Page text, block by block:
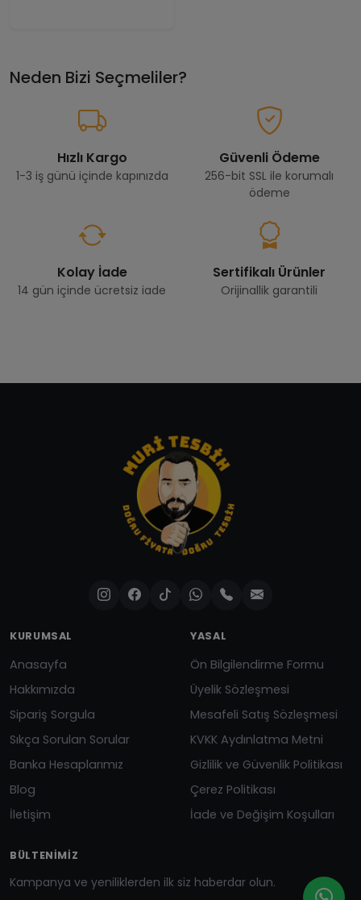
Neden Bizi Seçmeliler?
Hızlı Kargo
1-3 iş günü içinde kapınızda
Güvenli Ödeme
256-bit SSL ile korumalı
ödeme
Kolay İade
14 gün içinde ücretsiz iade
Sertifikalı Ürünler
Orijinallik garantili
KURUMSAL
Anasayfa
Hakkımızda
Sipariş Sorgula
Sıkça Sorulan Sorular
Banka Hesaplarımız
Blog
İletişim
YASAL
Ön Bilgilendirme Formu
Üyelik Sözleşmesi
Mesafeli Satış Sözleşmesi
KVKK Aydınlatma Metni
Gizlilik ve Güvenlik Politikası
Çerez Politikası
İade ve Değişim Koşulları
BÜLTENIMIZ
Kampanya ve yeniliklerden ilk siz haberdar olun.